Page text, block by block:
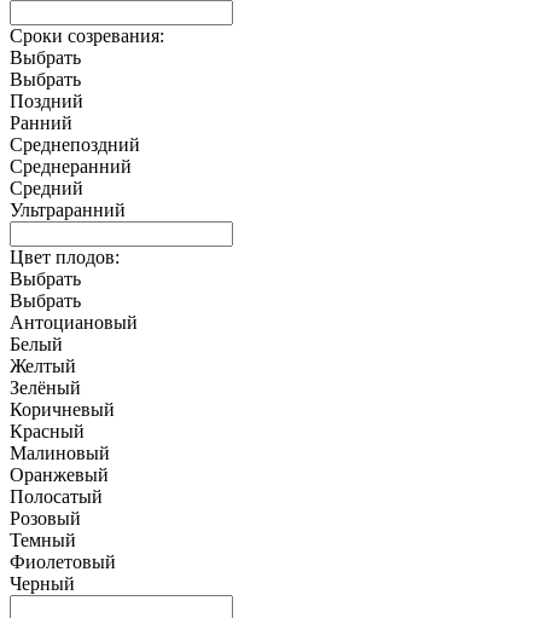
Сроки созревания:
Выбрать
Выбрать
Поздний
Ранний
Среднепоздний
Среднеранний
Средний
Ультраранний
Цвет плодов:
Выбрать
Выбрать
Антоциановый
Белый
Желтый
Зелёный
Коричневый
Красный
Малиновый
Оранжевый
Полосатый
Розовый
Темный
Фиолетовый
Черный